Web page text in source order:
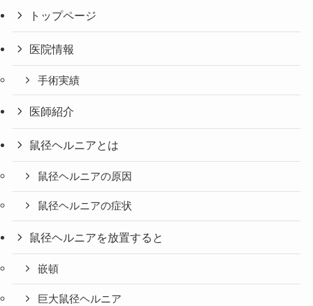
トップページ
医院情報
手術実績
医師紹介
鼠径ヘルニアとは
鼠径ヘルニアの原因
鼠径ヘルニアの症状
鼠径ヘルニアを放置すると
嵌頓
巨大鼠径ヘルニア